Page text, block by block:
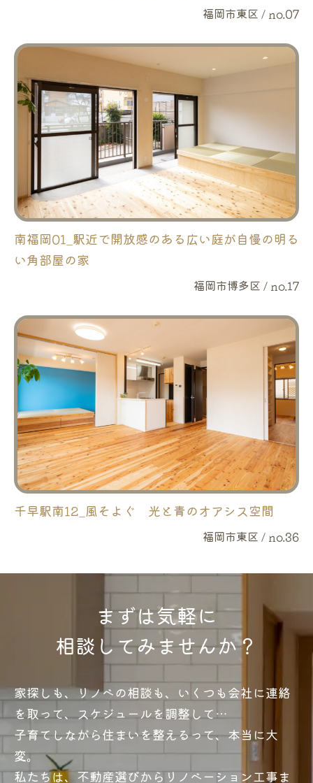
福岡市東区 / no.07
南福岡01_駅近で開放感のある広い庭が自慢の明る
い角部屋の家
福岡市博多区 / no.17
千早駅南12_風そよぐ 光と青のオアシス空間
福岡市東区 / no.36
まずは気軽に
相談してみませんか？
家探しも、リノベの相談も、いくつも会社に連絡
を取って、スケジュールを調整して…
子育てしながら住まいを整えるって、本当に大
変。
私たちは、不動産選びからリノベーション工事ま